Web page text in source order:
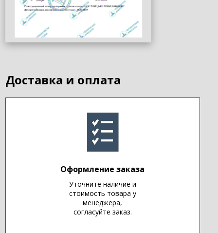
Доставка и оплата
Оформление заказа
Уточните наличие и
стоимость товара у
менеджера,
согласуйте заказ.